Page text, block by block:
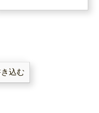
ることを四つまとめてみま
込む